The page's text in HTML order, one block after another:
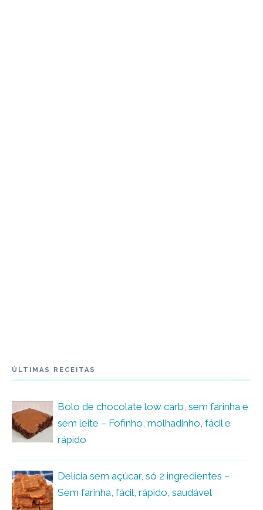
ÚLTIMAS RECEITAS
Bolo de chocolate low carb, sem farinha e
sem leite – Fofinho, molhadinho, fácil e
rápido
Delícia sem açúcar, só 2 ingredientes –
Sem farinha, fácil, rápido, saudável